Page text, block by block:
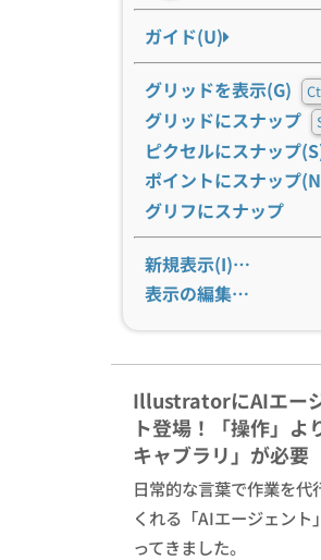
ガイド(U)
グリッドを表示(G)
グリッドにスナップ
ピクセルにスナップ
ポイントにスナップ
グリフにスナップ
新規表示(I)…
表示の編集…
IllustratorにAIエー
ト登場！「操作」よ
キャブラリ」が必要
日常的な言葉で作業を代
くれる「AIエージェント
ってきました。